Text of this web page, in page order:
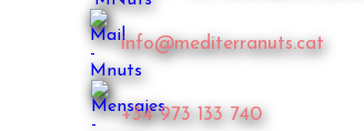
info@mediterranuts.cat
+34 973 133 740